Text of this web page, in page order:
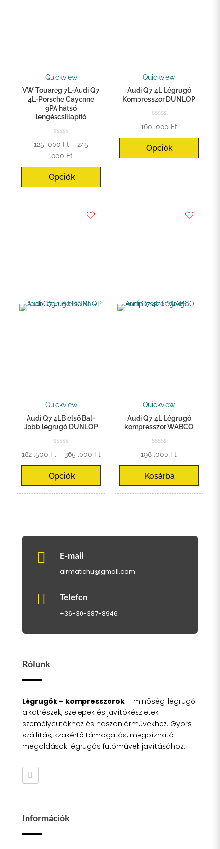
Quickview
VW Touareg 7L-Audi Q7
4L-Porsche Cayenne
9PA hátsó
lengéscsillapító
125 .000 Ft – 245
.000 FtÁrtartomány:
125
.000 Ft
-
245
.000 Ft
Opciók
Quickview
Audi Q7 4L Légrugó
Kompresszor DUNLOP
160 .000 Ft
Opciók
Quickview
Audi Q7 4LB első Bal-
Jobb légrugó DUNLOP
182 .500 Ft – 365 .000 FtÁrtartomány:
182
.500 Ft
-
Opciók
Quickview
Audi Q7 4L Légrugó
kompresszor WABCO
198 .000 Ft
Kosárba
 E-mail
airmatichu@gmail.com
 Telefon
+36-30-387-8946
Rólunk
Légrugók – kompresszorok– minőségi légrugó
alkatrészek, szelepek és javítókészletek
személyautókhoz és haszonjárművekhez. Gyors
szállítás, szakértő támogatás, megbízható
megoldások légrugós futóművek javításához.
Információk